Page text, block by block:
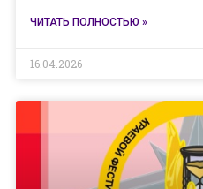
ЧИТАТЬ ПОЛНОСТЬЮ »
16.04.2026